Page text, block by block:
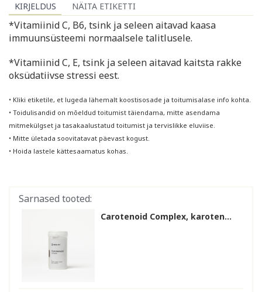
KIRJELDUS NÄITA ETIKETTI
*Vitamiinid C, B6, tsink ja seleen aitavad kaasa
immuunsüsteemi normaalsele talitlusele.
*Vitamiinid C, E, tsink ja seleen aitavad kaitsta rakke
oksüdatiivse stressi eest.
• Kliki etiketile, et lugeda lähemalt koostisosade ja toitumisalase info kohta.
• Toidulisandid on mõeldud toitumist täiendama, mitte asendama
mitmekülgset ja tasakaalustatud toitumist ja tervislikke eluviise.
• Mitte ületada soovitatavat päevast kogust.
• Hoida lastele kättesaamatus kohas.
Sarnased tooted:
Carotenoid Complex, karoten...